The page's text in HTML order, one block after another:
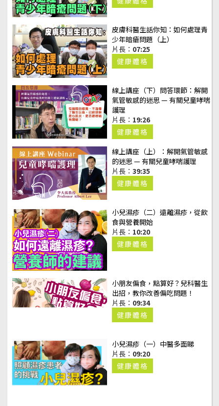
皮膚科醫生話你知：如何處理青
少年暗瘡問題（上）
片長： 07:25
健康體格
線上講座（下）問答環節：解開
氣管敏感的迷思 — 有關兒童哮喘
護理
片長： 19:26
健康體格
線上講座（上）：解開氣管敏感
的迷思 — 有關兒童哮喘護理
片長： 39:35
健康體格
小兒濕疹（二）遠離濕疹，從飲
食與營養開始
片長： 10:20
健康體格
小朋友偏食，點算好？兒科醫生
出招，教你改善偏吃問題！
片長： 09:34
健康體格
小兒濕疹（一）中醫多面睇
片長： 09:20
健康體格